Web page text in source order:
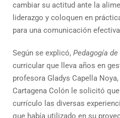
cambiar su actitud ante la
liderazgo y coloquen en
para una comunicación
Según se explicó, Pedagogía
curricular que lleva años en
profesora Gladys Capella
Cartagena Colón le solicitó
currículo las diversas
que había utilizado en su